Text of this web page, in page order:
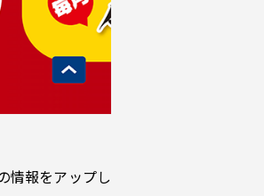
情報をアップし